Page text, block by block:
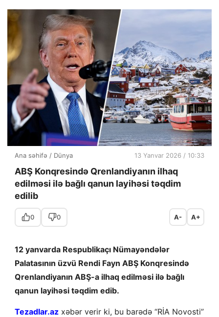
Ana səhifə / Dünya 13 Yanvar 2026 / 10:33
ABŞ Konqresində Qrenlandiyanın ilhaq
edilməsi ilə bağlı qanun layihəsi təqdim
edilib
0 0 A- A+
12 yanvarda Respublikaçı Nümayəndələr
Palatasının üzvü Rendi Fayn ABŞ Konqresində
Qrenlandiyanın ABŞ-a ilhaq edilməsi ilə bağlı
qanun layihəsi təqdim edib.
Tezadlar.az xəbər verir ki, bu barədə “RİA Novosti”